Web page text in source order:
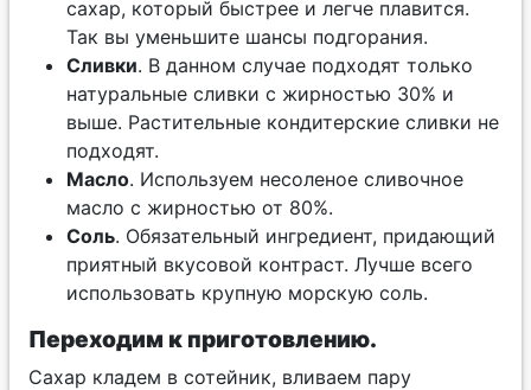
сахар, который быстрее и легче плавится.
Так вы уменьшите шансы подгорания.
Сливки. В данном случае подходят только
натуральные сливки с жирностью 30% и
выше. Растительные кондитерские сливки не
подходят.
Масло. Используем несоленое сливочное
масло с жирностью от 80%.
Соль. Обязательный ингредиент, придающий
приятный вкусовой контраст. Лучше всего
использовать крупную морскую соль.
Переходим к приготовлению.
Сахар кладем в сотейник, вливаем пару